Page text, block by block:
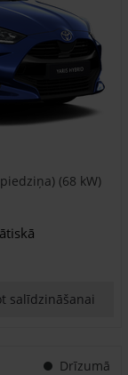
(68 kW)
salīdzināšanai
Drīzumā